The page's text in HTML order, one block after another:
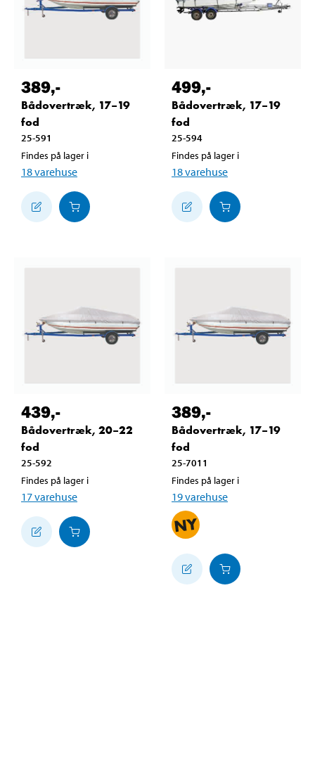
389,-
Bådovertræk, 17–19
fod
25-591
Findes på lager i
18varehuse
499,-
Bådovertræk, 17–19
fod
25-594
Findes på lager i
18varehuse
439,-
Bådovertræk, 20–22
fod
25-592
Findes på lager i
17varehuse
389,-
Bådovertræk, 17–19
fod
25-7011
Findes på lager i
19varehuse